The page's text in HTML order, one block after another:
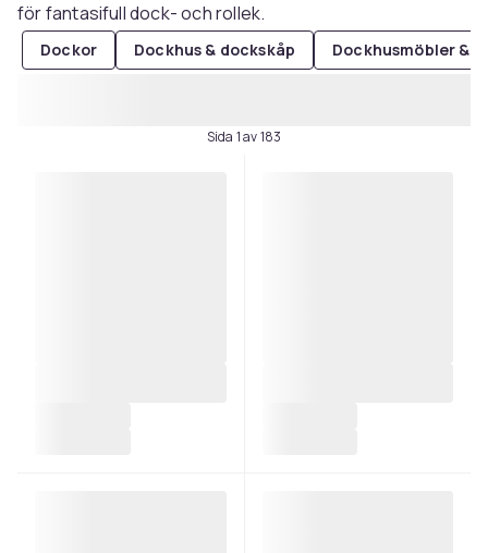
för fantasifull dock- och rollek.
Dockor Dockhus & dockskåp Dockhusmöbler &
Sida 1 av 183